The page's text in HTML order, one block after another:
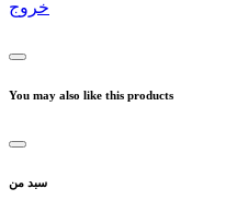
خروج
You may also like this products
سبد من